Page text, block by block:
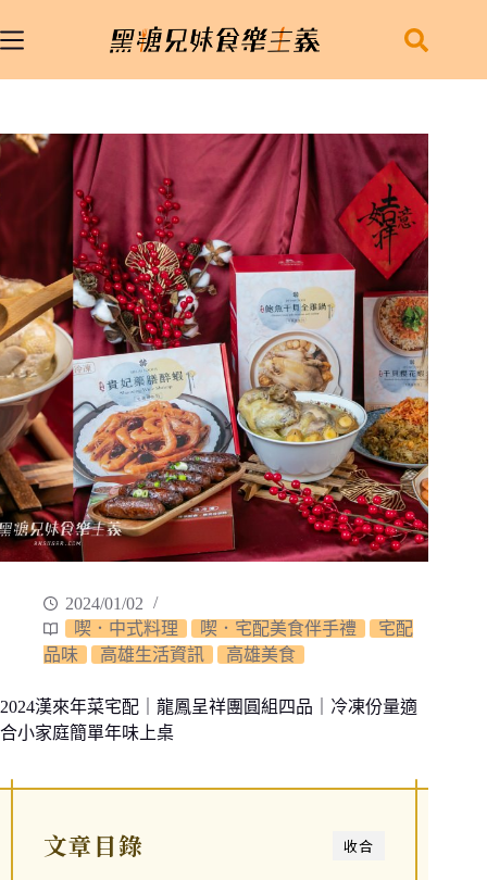
至
容
2024/01/02
喫．中式料理
喫．宅配美食伴手禮
宅配
品味
高雄生活資訊 高雄美食
2024漢來年菜宅配｜龍鳳呈祥團圓組四品｜冷凍份量適
合小家庭簡單年味上桌
收合
文章目錄